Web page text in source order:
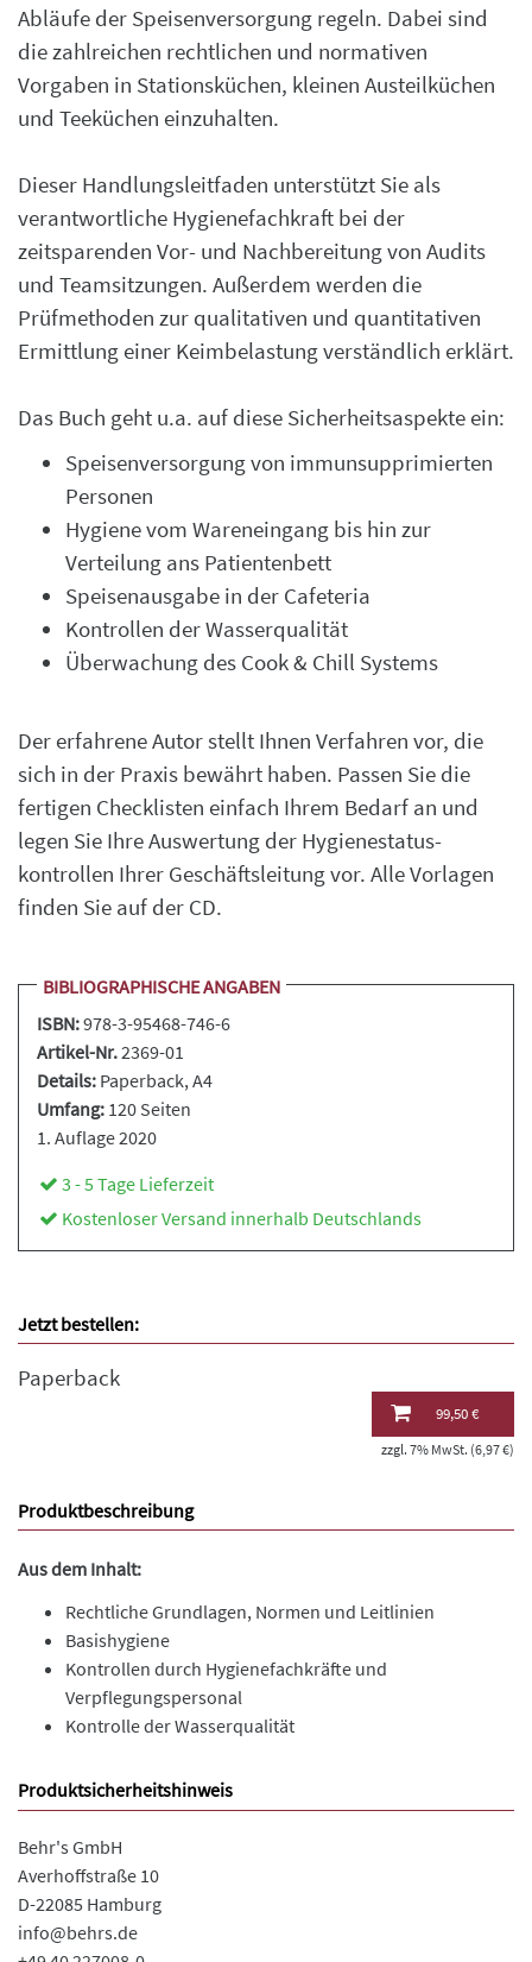
Abläufe der Speisenversorgung regeln. Dabei sind
die zahlreichen rechtlichen und normativen
Vorgaben in Stationsküchen, kleinen Austeilküchen
und Teeküchen einzuhalten.
Dieser Handlungsleitfaden unterstützt Sie als
verantwortliche Hygienefachkraft bei der
zeitsparenden Vor- und Nachbereitung von Audits
und Teamsitzungen. Außerdem werden die
Prüfmethoden zur qualitativen und quantitativen
Ermittlung einer Keimbelastung verständlich erklärt.
Das Buch geht u.a. auf diese Sicherheitsaspekte ein:
Speisenversorgung von immunsupprimierten
Personen
Hygiene vom Wareneingang bis hin zur
Verteilung ans Patientenbett
Speisenausgabe in der Cafeteria
Kontrollen der Wasserqualität
Überwachung des Cook & Chill Systems
Der erfahrene Autor stellt Ihnen Verfahren vor, die
sich in der Praxis bewährt haben. Passen Sie die
fertigen Checklisten einfach Ihrem Bedarf an und
legen Sie Ihre Auswertung der Hygienestatus-
kontrollen Ihrer Geschäftsleitung vor. Alle Vorlagen
finden Sie auf der CD.
BIBLIOGRAPHISCHE ANGABEN
ISBN:978-3-95468-746-6
Artikel-Nr.2369-01
Details: Paperback, A4
Umfang: 120 Seiten
1. Auflage 2020
3 - 5 Tage Lieferzeit
Kostenloser Versand innerhalb Deutschlands
Jetzt bestellen:
Paperback
99,50 €
zzgl. 7% MwSt. (6,97 €)
Produktbeschreibung
Aus dem Inhalt:
Rechtliche Grundlagen, Normen und Leitlinien
Basishygiene
Kontrollen durch Hygienefachkräfte und
Verpflegungspersonal
Kontrolle der Wasserqualität
Produktsicherheitshinweis
Behr's GmbH
Averhoffstraße 10
D-22085 Hamburg
info@behrs.de